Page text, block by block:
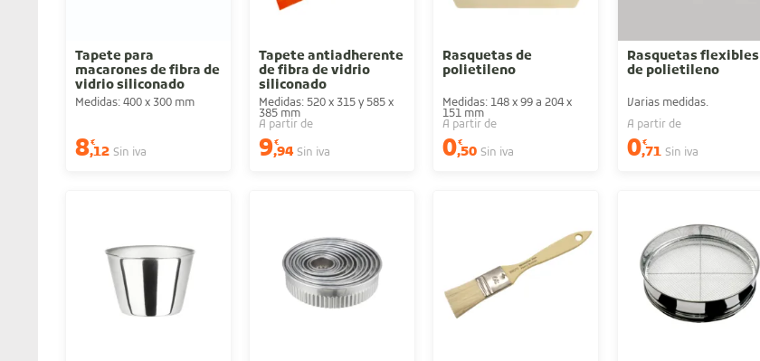
Tapete para
macarones de fibra de
vidrio siliconado
Medidas: 400 x 300 mm
8€
,12 Sin iva
Tapete antiadherente
de fibra de vidrio
siliconado
Medidas: 520 x 315 y 585 x
385 mm
A partir de
9€
,94 Sin iva
Rasquetas de
polietileno
Medidas: 148 x 99 a 204 x
151 mm
A partir de
0€
,50 Sin iva
Rasquetas flexibles
de polietileno
Varias medidas.
A partir de
0€
,71 Sin iva